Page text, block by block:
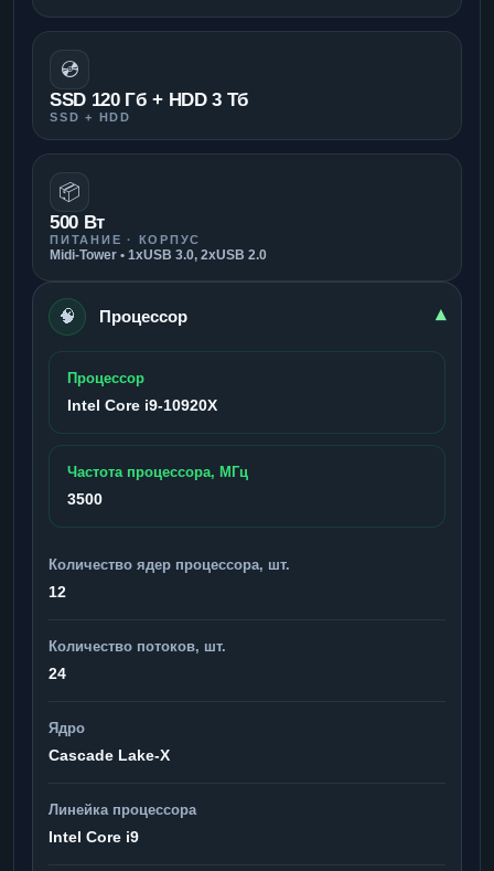
💿
SSD 120 Гб + HDD 3 Тб
SSD + HDD
📦
500 Вт
ПИТАНИЕ · КОРПУС
Midi-Tower • 1xUSB 3.0, 2xUSB 2.0
🧠 Процессор ▾
Процессор
Intel Core i9-10920X
Частота процессора, МГц
3500
Количество ядер процессора, шт.
12
Количество потоков, шт.
24
Ядро
Cascade Lake-X
Линейка процессора
Intel Core i9